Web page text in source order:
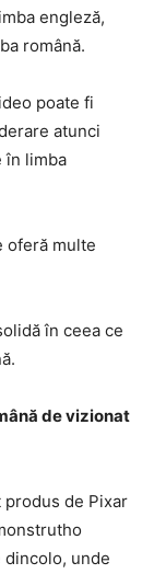
engleză,
română.
poate fi
atunci
în limba
oferă multe
în ceea ce
de vizionat
produs de Pixar
dincolo, unde